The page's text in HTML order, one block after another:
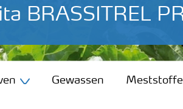
BRASSITREL
Gewassen